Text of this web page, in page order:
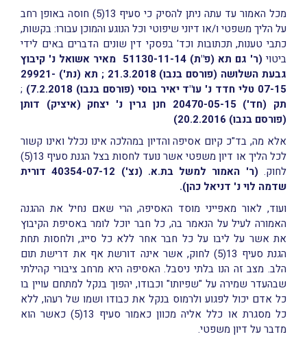
מכל האמור עד עתה ניתן להסיק כי סעיף 13(5) חוסה באופן רחב
על הליך משפטי ו/או דיוני שיפוטי וכל הנוגע והמוכן עבורו: בקשות,
כתבי טענות, תכתובות וכד' בפסקי דין שונים הדברים באים לידי
ביטוי
(ר' גם תא (פ"ת) 51130-11-14 מאיר אשואל נ' קיבוץ
גבעת השלושה (פורסם בנבו) 21.3.2018 ; תא (נת') 29921-
07-15 טלי חדד נ' עו"ד יאיר בוסי (פורסם בנבו) 7.2.2018)
;
תק (חד') 20470-05-15 חנן גרין נ' יצחק (איציק) דותן
(פורסם בנבו) 20.2.2016)
אלא מה, בד"כ קיום אסיפה והדיון במהלכה אינו נכלל ואינו קשור
לכל הליך או דיון משפטי אשר נועד לחסות בצל הגנת סעיף 13(5)
לחוק.
(ר' האמור למשל בת.א. (נצ') 40354-07-12 דורית
שדמה לוי נ' דניאל כהן).
ועוד, לאור מאפייני מוסד האסיפה, הרי שאם נחיל את ההגנה
האמורה לעיל על הנאמר בה, כל חבר יוכל לומר באסיפת הקיבוץ
את אשר על ליבו על כל חבר אחר ללא כל סייג, ולחסות תחת
הגנת סעיף 13(5) לחוק, אשר אינה דורשת אף את דרישת תום
הלב. מצב זה הנו בלתי ניסבל. האסיפה היא מרחב ציבורי קהילתי
שבהעדר שמירה על "שפיותו" וכבודו, יהפוך בנקל למתחם עויין בו
כל אדם יכול לפגוע ולרמוס בנקל את כבודו ושמו של רעהו, ללא
כל מסגרת או כלל אליה מכוון כאמור סעיף 13(5) כאשר הוא
מדבר על דיון משפטי.